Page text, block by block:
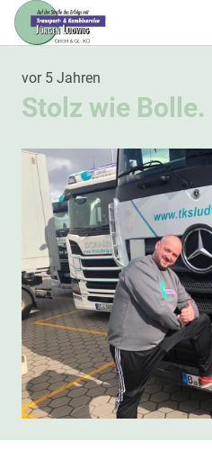
vor 5 Jahren
Stolz wie Bolle.